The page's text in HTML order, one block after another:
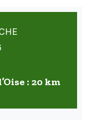
: 20 km